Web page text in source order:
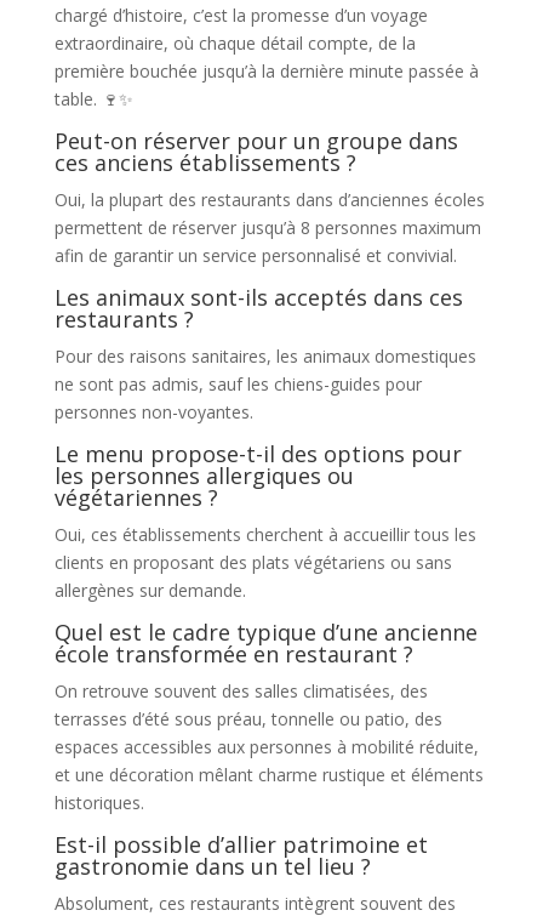
chargé d’histoire, c’est la promesse d’un voyage
extraordinaire, où chaque détail compte, de la
première bouchée jusqu’à la dernière minute passée à
table. 🍷✨
Peut-on réserver pour un groupe dans
ces anciens établissements ?
Oui, la plupart des restaurants dans d’anciennes écoles
permettent de réserver jusqu’à 8 personnes maximum
afin de garantir un service personnalisé et convivial.
Les animaux sont-ils acceptés dans ces
restaurants ?
Pour des raisons sanitaires, les animaux domestiques
ne sont pas admis, sauf les chiens-guides pour
personnes non-voyantes.
Le menu propose-t-il des options pour
les personnes allergiques ou
végétariennes ?
Oui, ces établissements cherchent à accueillir tous les
clients en proposant des plats végétariens ou sans
allergènes sur demande.
Quel est le cadre typique d’une ancienne
école transformée en restaurant ?
On retrouve souvent des salles climatisées, des
terrasses d’été sous préau, tonnelle ou patio, des
espaces accessibles aux personnes à mobilité réduite,
et une décoration mêlant charme rustique et éléments
historiques.
Est-il possible d’allier patrimoine et
gastronomie dans un tel lieu ?
Absolument, ces restaurants intègrent souvent des